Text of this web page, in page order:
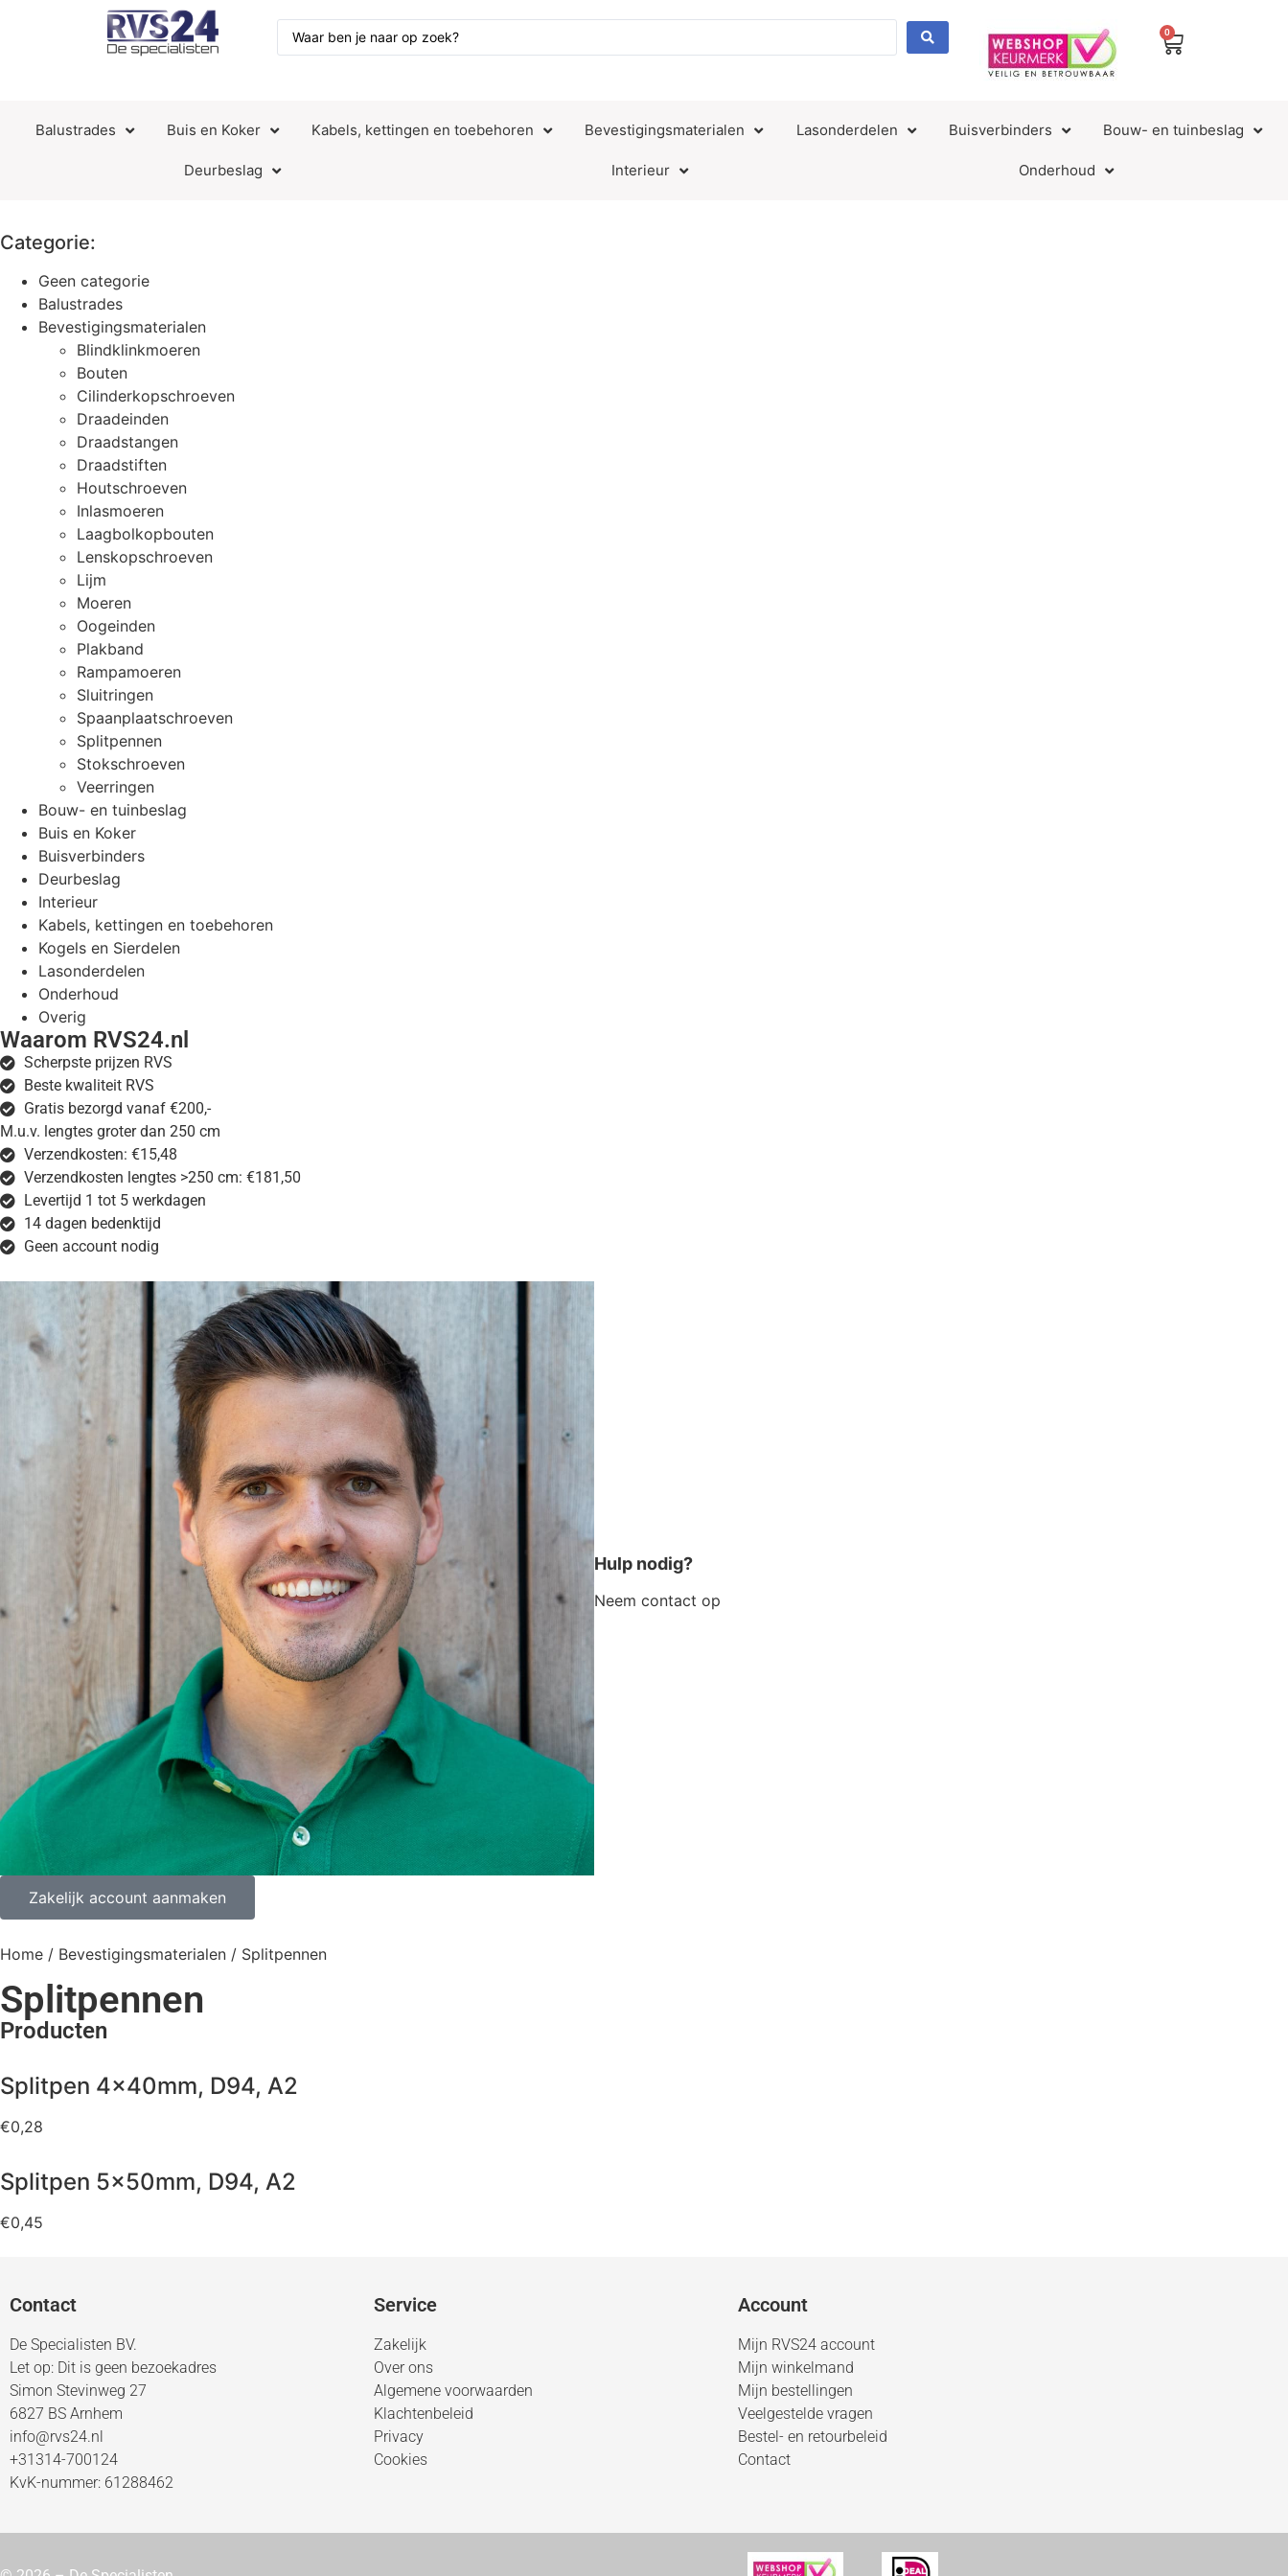
0
Balustrades Buis en Koker Kabels, kettingen en toebehoren Bevestigingsmaterialen Lasonderdelen Buisverbinders Bouw- en tuinbeslag
Deurbeslag Interieur Onderhoud
Categorie:
Geen categorie
Balustrades
Bevestigingsmaterialen
Blindklinkmoeren
Bouten
Cilinderkopschroeven
Draadeinden
Draadstangen
Draadstiften
Houtschroeven
Inlasmoeren
Laagbolkopbouten
Lenskopschroeven
Lijm
Moeren
Oogeinden
Plakband
Rampamoeren
Sluitringen
Spaanplaatschroeven
Splitpennen
Stokschroeven
Veerringen
Bouw- en tuinbeslag
Buis en Koker
Buisverbinders
Deurbeslag
Interieur
Kabels, kettingen en toebehoren
Kogels en Sierdelen
Lasonderdelen
Onderhoud
Overig
Waarom RVS24.nl
Scherpste prijzen RVS
Beste kwaliteit RVS
Gratis bezorgd vanaf €200,-
M.u.v. lengtes groter dan 250 cm
Verzendkosten: €15,48
Verzendkosten lengtes >250 cm: €181,50
Levertijd 1 tot 5 werkdagen
14 dagen bedenktijd
Geen account nodig
Hulp nodig?
Neem contact op
Zakelijk account aanmaken
Home / Bevestigingsmaterialen / Splitpennen
Splitpennen
Producten
Splitpen 4x40mm, D94, A2
€0,28
Splitpen 5x50mm, D94, A2
€0,45
Contact
De Specialisten BV.
Let op: Dit is geen bezoekadres
Simon Stevinweg 27
6827 BS Arnhem
info@rvs24.nl
+31314-700124
KvK-nummer: 61288462
Service
Zakelijk
Over ons
Algemene voorwaarden
Klachtenbeleid
Privacy
Cookies
Account
Mijn RVS24 account
Mijn winkelmand
Mijn bestellingen
Veelgestelde vragen
Bestel- en retourbeleid
Contact